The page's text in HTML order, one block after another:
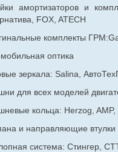
амортизаторов и
FOX, ATECH
комплекты
оптика
зеркала: Salina,
для всех моделей
кольца: Herzog,
и направляющие втулки
система: Стингер,